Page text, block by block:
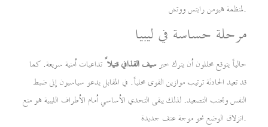
لمنظمة هيومن رايتس ووتش.
مرحلة حساسة في ليبيا
حالياً يتوقع محللون أن يترك خبرسيف القذافي قتيلاًتداعيات أمنية سريعة. كما
قد تعيد الحادثة ترتيب موازين القوى محلياً. في المقابل يدعو سياسيون إلى ضبط
النفس وتجنب التصعيد. لذلك يبقى التحدي الأساسي أمام الأطراف الليبية هو منع
انزلاق الوضع نحو موجة عنف جديدة.